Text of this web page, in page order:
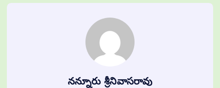
నన్నూరు శ్రీనివాసరావు